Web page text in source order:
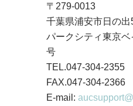
〒279-0013
千葉県浦安市日の出
パークシティ東京
号
TEL.047-304-2355
FAX.047-304-2366
E-mail: